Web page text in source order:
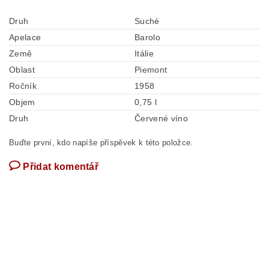
Druh
Suché
Apelace
Barolo
Země
Itálie
Oblast
Piemont
Ročník
1958
Objem
0,75 l
Druh
Červené víno
Buďte první, kdo napíše příspěvek k této položce.
Přidat komentář